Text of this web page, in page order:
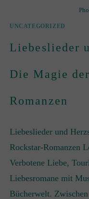
UNCATEGORIZED
Liebeslieder
Die Magie
Romanzen
Liebeslieder und
Rockstar-Romanzen
Verbotene Liebe,
Liebesromane mit
Bücherwelt.